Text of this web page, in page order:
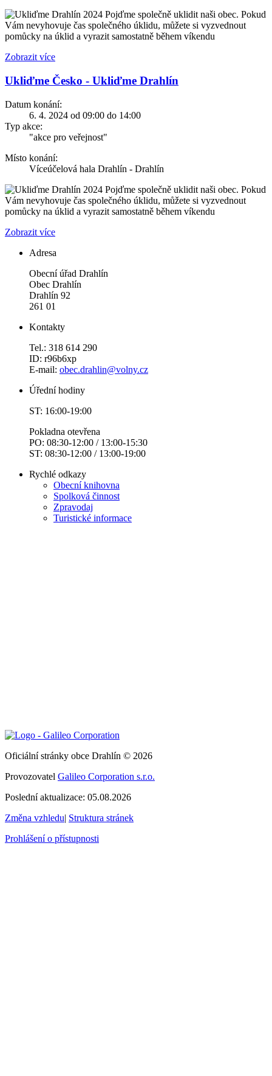
Pojďme společně uklidit naši obec. Pokud
Vám nevyhovuje čas společného úklidu, můžete si vyzvednout
pomůcky na úklid a vyrazit samostatně během víkendu
Zobrazit více
Ukliďme Česko - Ukliďme Drahlín
Datum konání:
6. 4. 2024 od 09:00 do 14:00
Typ akce:
"akce pro veřejnost"
Místo konání:
Víceúčelová hala Drahlín - Drahlín
Pojďme společně uklidit naši obec. Pokud
Vám nevyhovuje čas společného úklidu, můžete si vyzvednout
pomůcky na úklid a vyrazit samostatně během víkendu
Zobrazit více
Adresa
Obecní úřad Drahlín
Obec Drahlín
Drahlín 92
261 01
Kontakty
Tel.: 318 614 290
ID: r96b6xp
E-mail: obec.drahlin@volny.cz
Úřední hodiny
ST: 16:00-19:00
Pokladna otevřena
PO: 08:30-12:00 / 13:00-15:30
ST: 08:30-12:00 / 13:00-19:00
Rychlé odkazy
Obecní knihovna
Spolková činnost
Zpravodaj
Turistické informace
Oficiální stránky obce Drahlín © 2026
Provozovatel Galileo Corporation s.r.o.
Poslední aktualizace: 05.08.2026
Změna vzhledu| Struktura stránek
Prohlášení o přístupnosti